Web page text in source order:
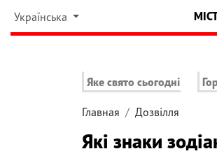
Українська
Яке свято сьогодні
Главная Дозвілля
Які знаки